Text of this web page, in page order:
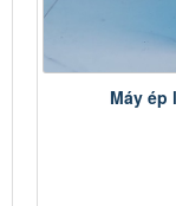
Máy ép